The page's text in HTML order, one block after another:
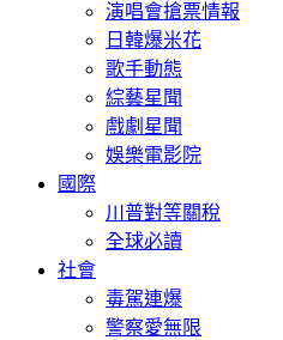
演唱會搶票情報
日韓爆米花
歌手動態
綜藝星聞
戲劇星聞
娛樂電影院
國際
川普對等關稅
全球必讀
社會
毒駕連爆
警察愛無限